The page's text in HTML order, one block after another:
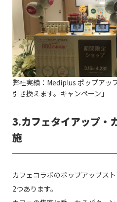
弊社実績：Mediplus ポップアッ
引き換えます。キャンペーン」
3.カフェタイアップ・
施
カフェコラボのポップアップス
2つあります。